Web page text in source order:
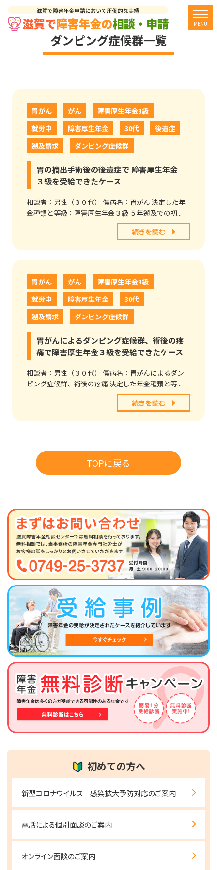
MENU
ダンピング症候群一覧
胃がん がん
障害厚生年金3級
就労中
障害厚生年金 30代
後遺症
遡及請求
ダンピング症候群
胃の摘出手術後の後遺症で 障害厚生年金
３級を受給できたケース
相談者：男性（３０代） 傷病名：胃がん 決定した年
金種類と等級：障害厚生年金３級 ５年遡及での初...
続きを読む
胃がん がん
障害厚生年金3級
就労中
障害厚生年金
30代
遡及請求
ダンピング症候群
胃がんによるダンピング症候群、術後の疼
痛で障害厚生年金３級を受給できたケース
相談者：男性（３０代） 傷病名：胃がんによるダン
ピング症候群、術後の疼痛 決定した年金種類と等...
続きを読む
TOPに戻る
初めての方へ
新型コロナウイルス 感染拡大予防対応のご案内
電話による個別面談のご案内
オンライン面談のご案内